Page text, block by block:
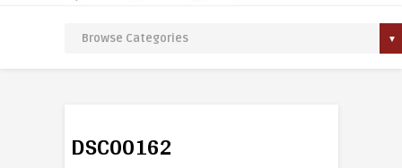
DSC00162